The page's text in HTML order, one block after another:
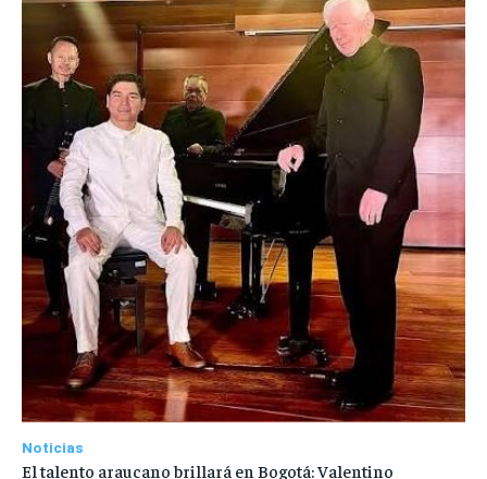
Noticias
El talento araucano brillará en Bogotá: Valentino